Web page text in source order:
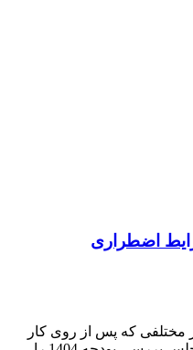
اضطراری
مختلفی که پس از روی کار